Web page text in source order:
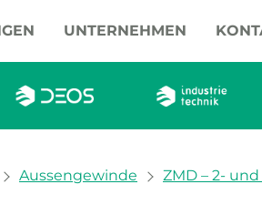
UNTERNEHMEN
Aussengewinde
ZMD – 2-